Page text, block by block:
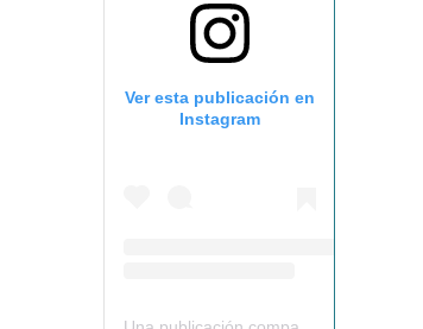
Ver esta publicación en
Instagram